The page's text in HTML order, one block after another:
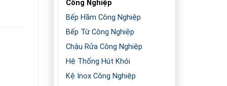
Công Nghiệp
Bếp Hầm Công Nghiệp
Bếp Từ Công Nghiệp
Chậu Rửa Công Nghiệp
Hệ Thống Hút Khói
Kệ Inox Công Nghiệp